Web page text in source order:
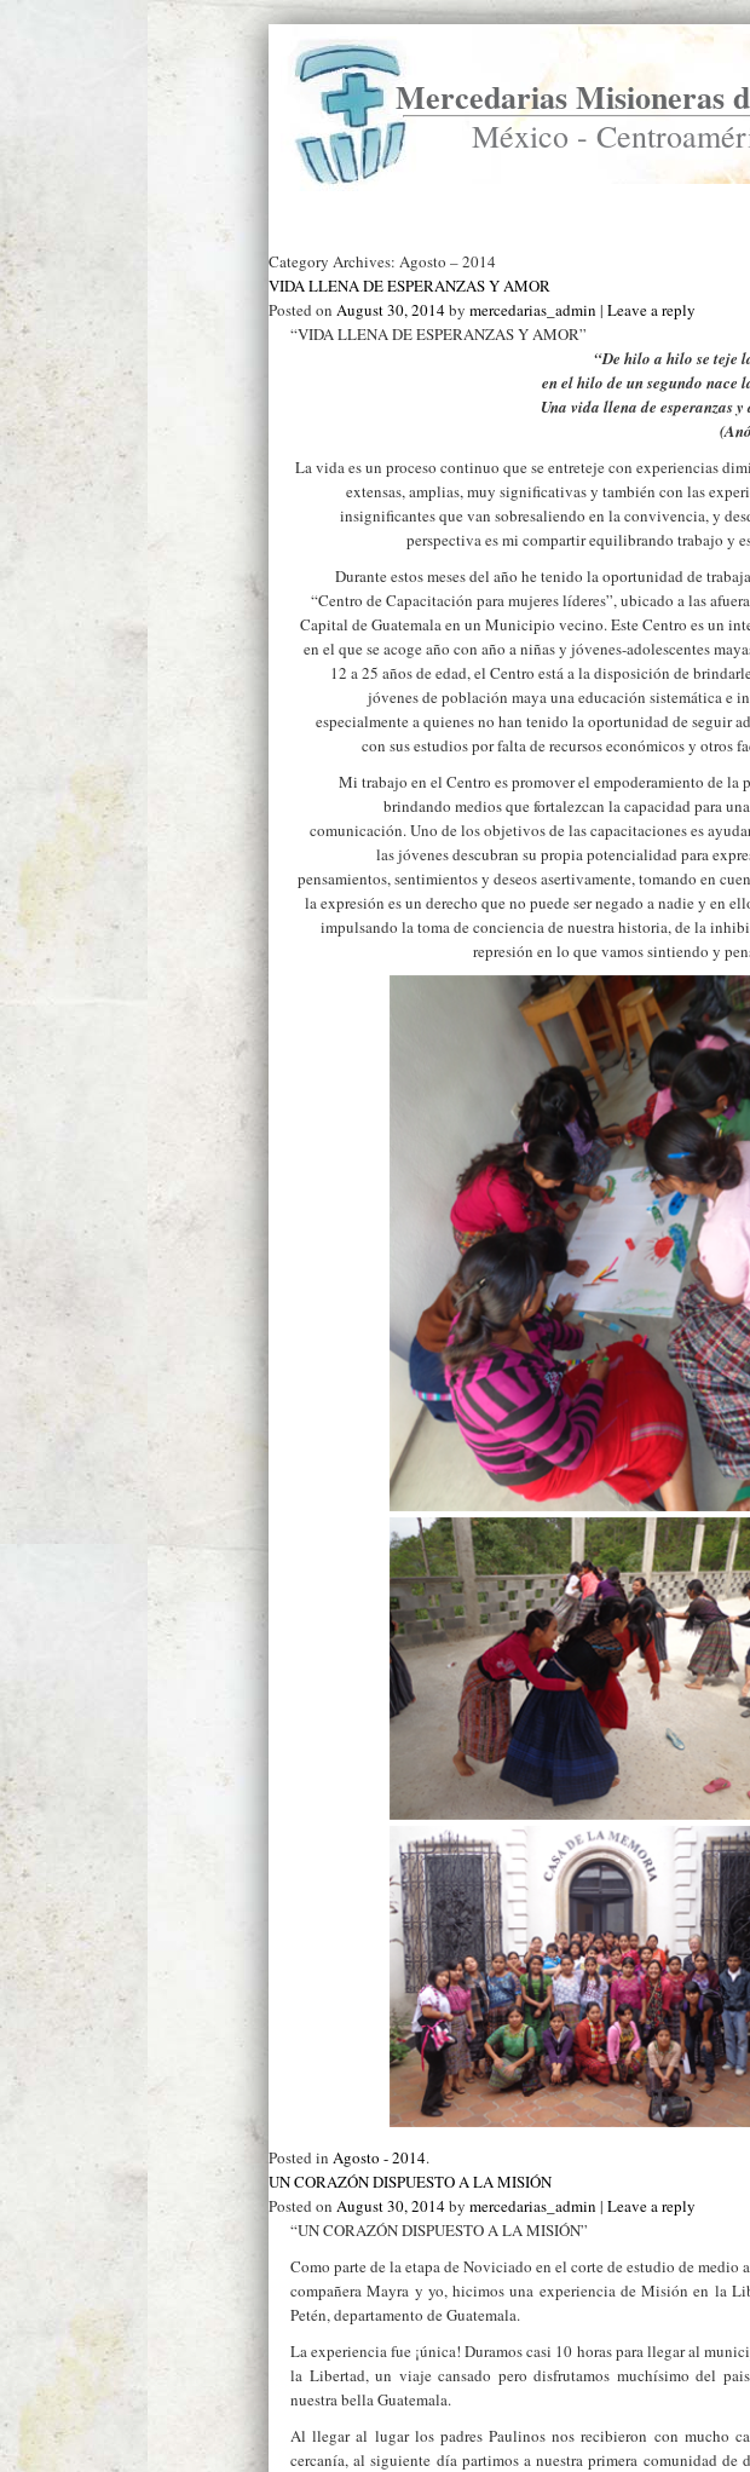
Mercedarias Misioneras
México -
Category Archives: Agosto – 2014
VIDA LLENA DE ESPERANZAS Y AMOR
Posted on August 30, 2014by mercedarias_admin | Leave a reply
“VIDA LLENA DE ESPERANZAS Y AMOR”
“De hilo a hilo se teje
en el hilo de un segundo nace
Una vida llena de esperanzas y
La vida es un proceso continuo que se entreteje con experiencias
extensas, amplias, muy significativas y también con las
insignificantes que van sobresaliendo en la convivencia, y
perspectiva es mi compartir equilibrando trabajo y
Durante estos meses del año he tenido la oportunidad de
“Centro de Capacitación para mujeres líderes”, ubicado a las
Capital de Guatemala en un Municipio vecino. Este Centro es un
en el que se acoge año con año a niñas y jóvenes-adolescentes
12 a 25 años de edad, el Centro está a la disposición de
jóvenes de población maya una educación sistemática e
especialmente a quienes no han tenido la oportunidad de seguir
con sus estudios por falta de recursos económicos y otros
Mi trabajo en el Centro es promover el empoderamiento de la
brindando medios que fortalezcan la capacidad para
comunicación. Uno de los objetivos de las capacitaciones es
las jóvenes descubran su propia potencialidad para
pensamientos, sentimientos y deseos asertivamente, tomando en
la expresión es un derecho que no puede ser negado a nadie y en
impulsando la toma de conciencia de nuestra historia, de la
represión en lo que vamos sintiendo y
Posted in Agosto - 2014.
UN CORAZÓN DISPUESTO A LA MISIÓN
Posted on August 30, 2014by mercedarias_admin | Leave a reply
“UN CORAZÓN DISPUESTO A LA MISIÓN”
Como parte de la etapa de Noviciado en el corte de estudio de medio
compañera Mayra y yo, hicimos una experiencia de Misión en la
Petén, departamento de Guatemala.
La experiencia fue ¡única! Duramos casi 10 horas para llegar al
la Libertad, un viaje cansado pero disfrutamos muchísimo del
nuestra bella Guatemala.
Al llegar al lugar los padres Paulinos nos recibieron con mucho
cercanía, al siguiente día partimos a nuestra primera comunidad de